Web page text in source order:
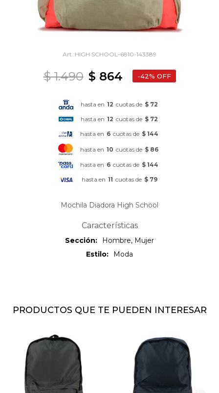
HIGH SCHOOL-6810-143389
$ 864
$ 1.490 42
hasta en 12 cuotas de $ 72
hasta en 12 cuotas de $ 72
hasta en 6 cuotas de $ 144
hasta en 10 cuotas de $ 86
hasta en 6 cuotas de $ 144
hasta en 11 cuotas de $ 79
Mochila Diadora High School
Características
Sección
Hombre, Mujer
Estilo
Moda
PRODUCTOS QUE TE PUEDEN INTERESAR